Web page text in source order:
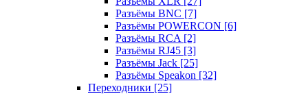
Разъёмы BNC [7]
Разъёмы POWERCON [6]
Разъёмы RCA [2]
Разъёмы RJ45 [3]
Разъёмы Jack [25]
Разъёмы Speakon [32]
Переходники [25]